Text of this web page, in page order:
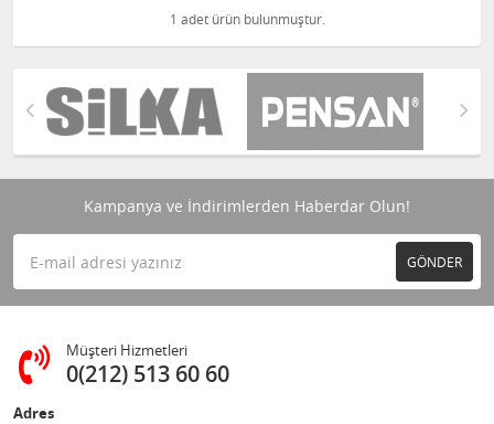
1 adet ürün bulunmuştur.
Kampanya ve İndirimlerden Haberdar Olun!
GÖNDER
Müşteri Hizmetleri
0(212) 513 60 60
Adres